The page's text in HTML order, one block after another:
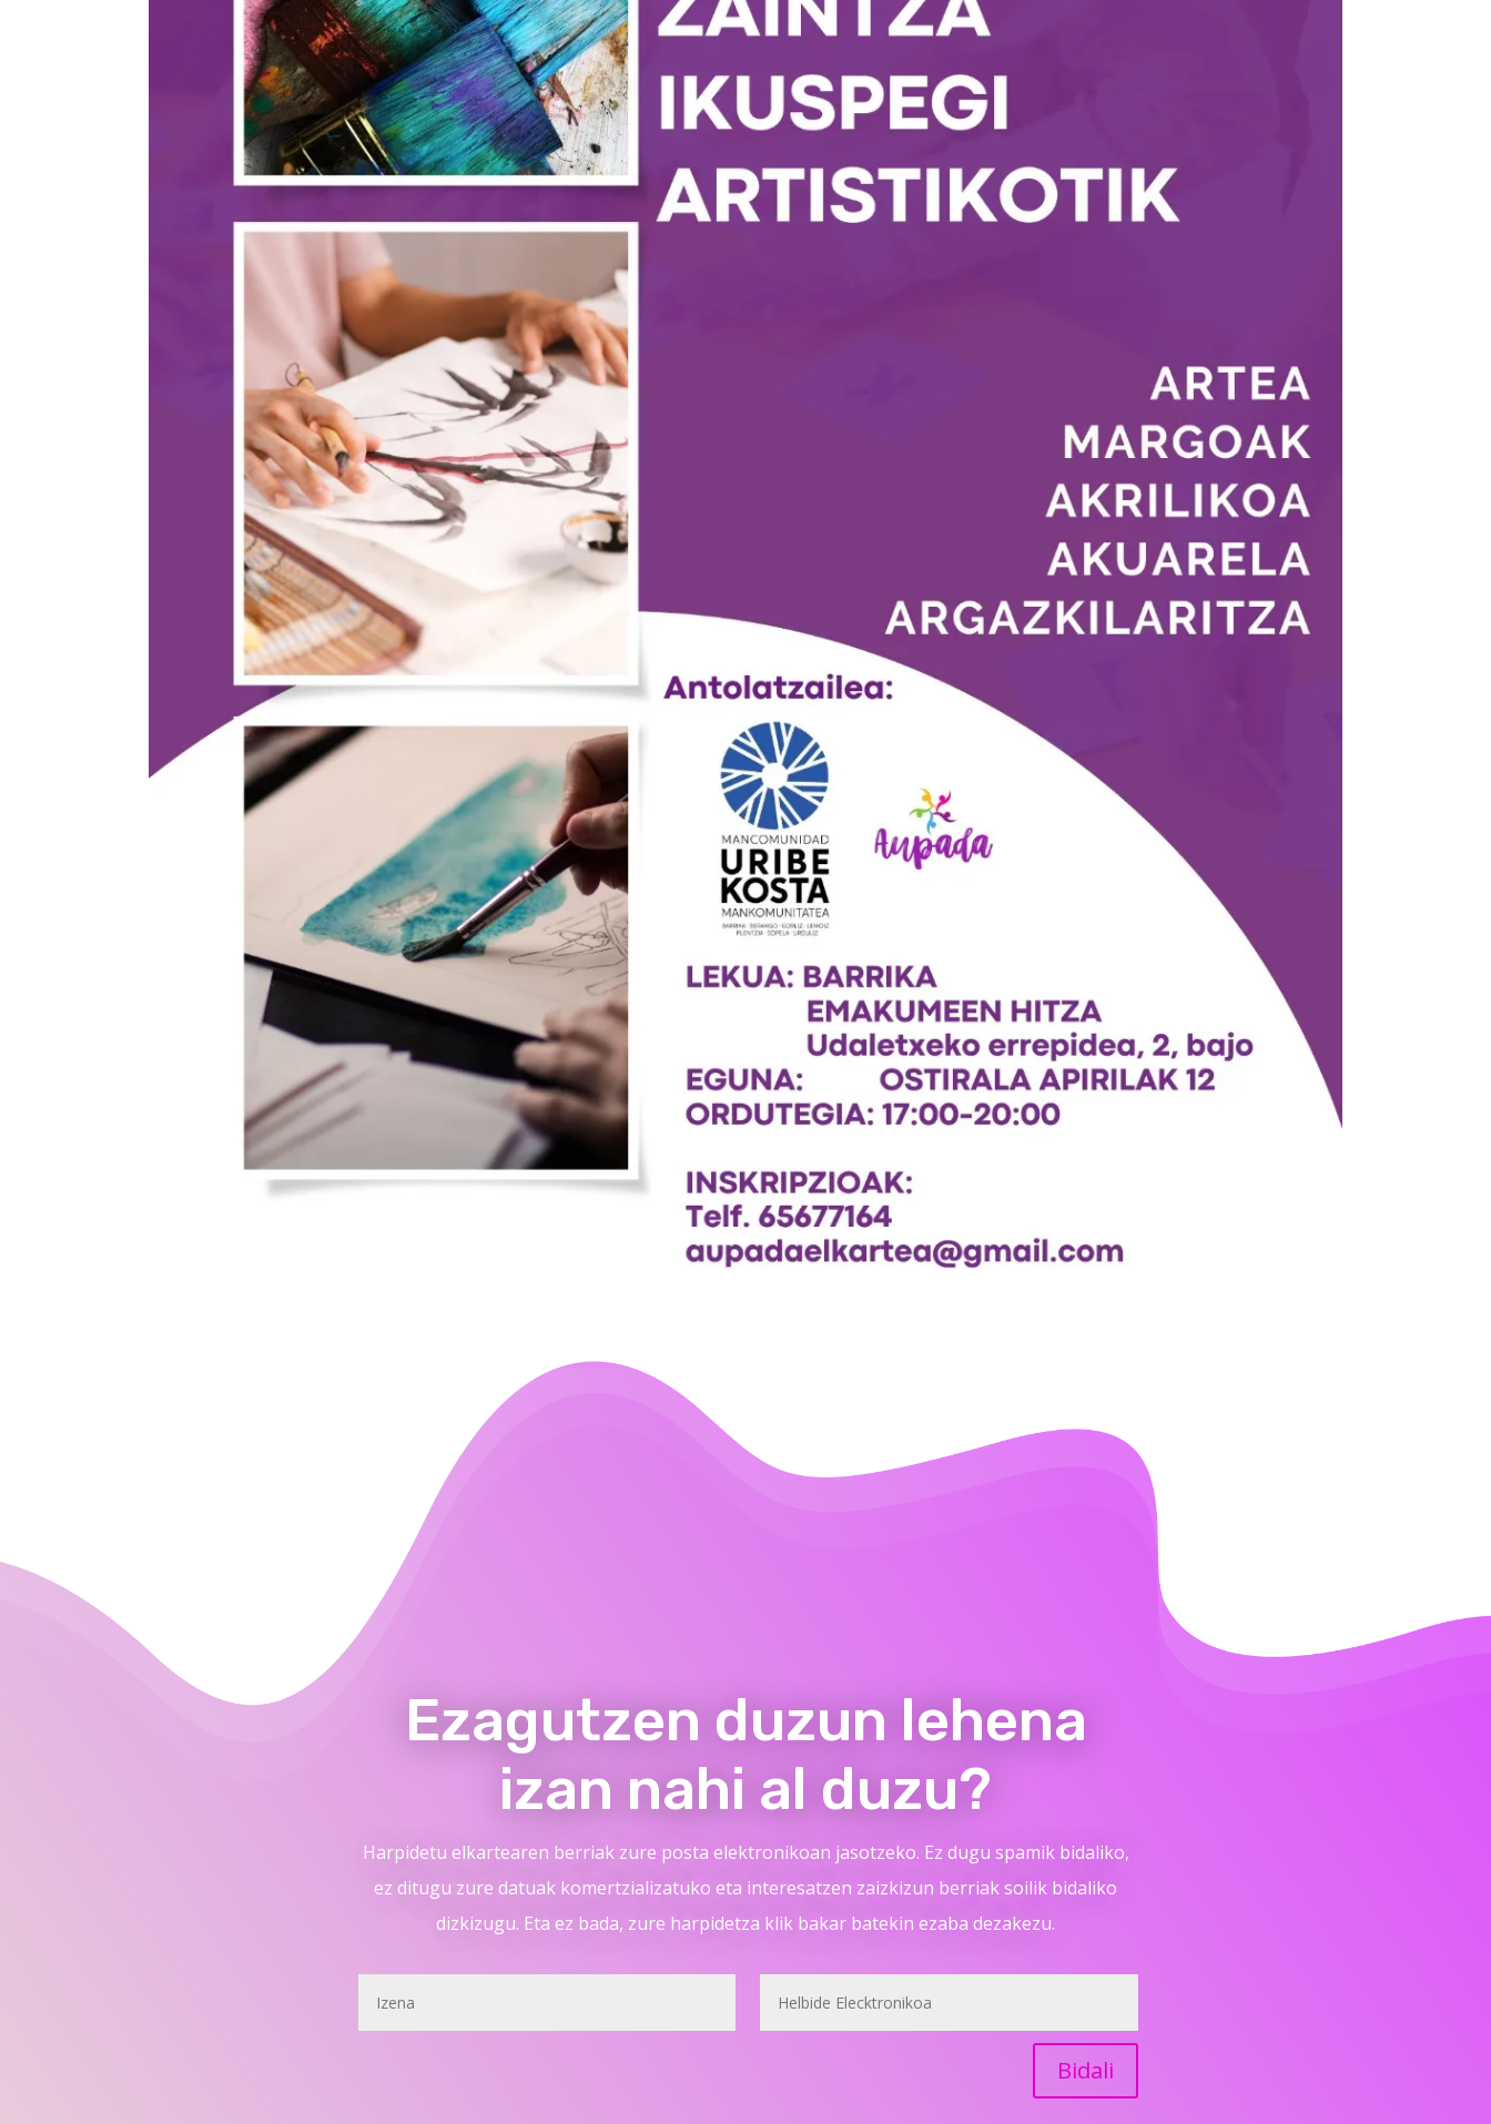
Ezagutzen duzun lehena
izan nahi al duzu?
Harpidetu elkartearen berriak zure posta elektronikoan jasotzeko. Ez dugu spamik bidaliko,
ez ditugu zure datuak komertzializatuko eta interesatzen zaizkizun berriak soilik bidaliko
dizkizugu. Eta ez bada, zure harpidetza klik bakar batekin ezaba dezakezu.
Bidali